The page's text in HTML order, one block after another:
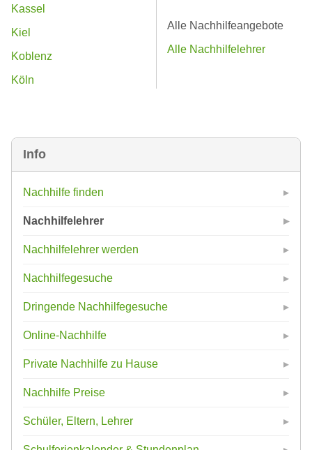
Info
Nachhilfe finden
Nachhilfelehrer
Nachhilfelehrer werden
Nachhilfegesuche
Dringende Nachhilfegesuche
Online-Nachhilfe
Private Nachhilfe zu Hause
Nachhilfe Preise
Schüler, Eltern, Lehrer
Kassel
Kiel
Koblenz
Köln
Alle Nachhilfeangebote
Alle Nachhilfelehrer